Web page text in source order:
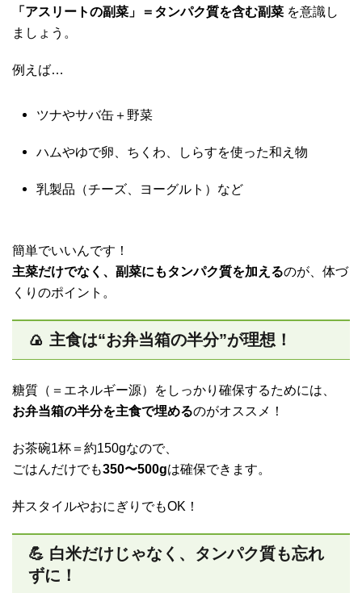
「アスリートの副菜」＝タンパク質を含む副菜 を意識し
ましょう。
例えば…
ツナやサバ缶＋野菜
ハムやゆで卵、ちくわ、しらすを使った和え物
乳製品（チーズ、ヨーグルト）など
簡単でいいんです！
主菜だけでなく、副菜にもタンパク質を加えるのが、体づ
くりのポイント。
🍙 主食は“お弁当箱の半分”が理想！
糖質（＝エネルギー源）をしっかり確保するためには、
お弁当箱の半分を主食で埋めるのがオススメ！
お茶碗1杯＝約150gなので、
ごはんだけでも350〜500gは確保できます。
丼スタイルやおにぎりでもOK！
💪 白米だけじゃなく、タンパク質も忘れ
ずに！